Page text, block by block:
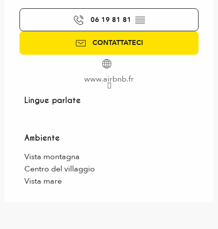
06 19 81 81 ▒▒
CONTATTATECI
www.airbnb.fr
Lingue parlate
Lingue parlate
Ambiente
Ambiente
Vista montagna
Centro del villaggio
Vista mare